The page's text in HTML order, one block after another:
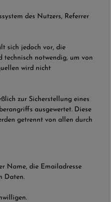
des Nutzers, Referrer
sich jedoch vor, die
notwendig, um von
wird nicht
zur Sicherstellung eines
ausgewertet. Diese
getrennt von allen durch
Name, die Emailadresse
Daten.